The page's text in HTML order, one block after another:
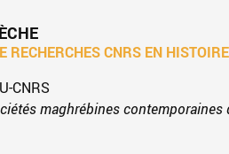
RECHERCHES CNRS EN
CNRS
maghrébines